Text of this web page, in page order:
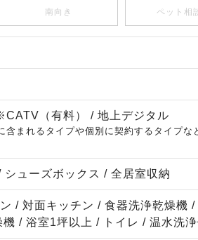
南向き ペット相
（有料） / 地上デジタル
まれるタイプや個別に契約するタイプな
ューズボックス / 全居室収納
/ 対面キッチン / 食器洗浄乾燥機
/ 浴室1坪以上 / トイレ / 温水洗